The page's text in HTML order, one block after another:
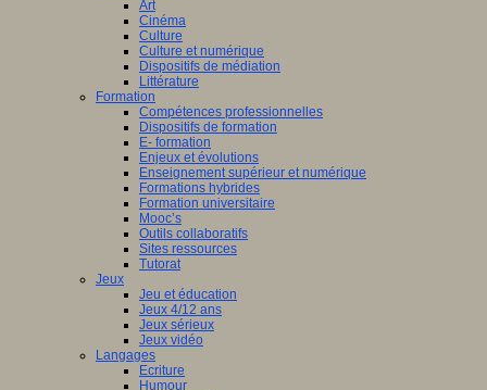
Art
Cinéma
Culture
Culture et numérique
Dispositifs de médiation
Littérature
Formation
Compétences professionnelles
Dispositifs de formation
E- formation
Enjeux et évolutions
Enseignement supérieur et numérique
Formations hybrides
Formation universitaire
Mooc’s
Outils collaboratifs
Sites ressources
Tutorat
Jeux
Jeu et éducation
Jeux 4/12 ans
Jeux sérieux
Jeux vidéo
Langages
Ecriture
Humour